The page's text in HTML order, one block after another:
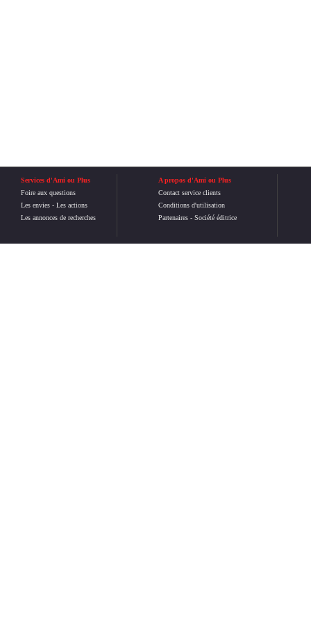
Services d'Ami ou Plus
Foire aux questions
Les envies - Les actions
Les annonces de recherches
A propos d'Ami ou Plus
Contact service clients
Conditions d'utilisation
Partenaires- Société éditrice